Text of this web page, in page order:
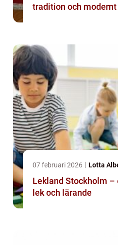
tradition och modernt
07 februari 2026 Lotta
Lekland Stockholm
lek och lärande